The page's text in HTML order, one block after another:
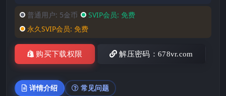
普通用户: 5金币 SVIP会员: 免费
永久SVIP会员: 免费
购买下载权限 解压密码：678vr.com
详情介绍 常见问题